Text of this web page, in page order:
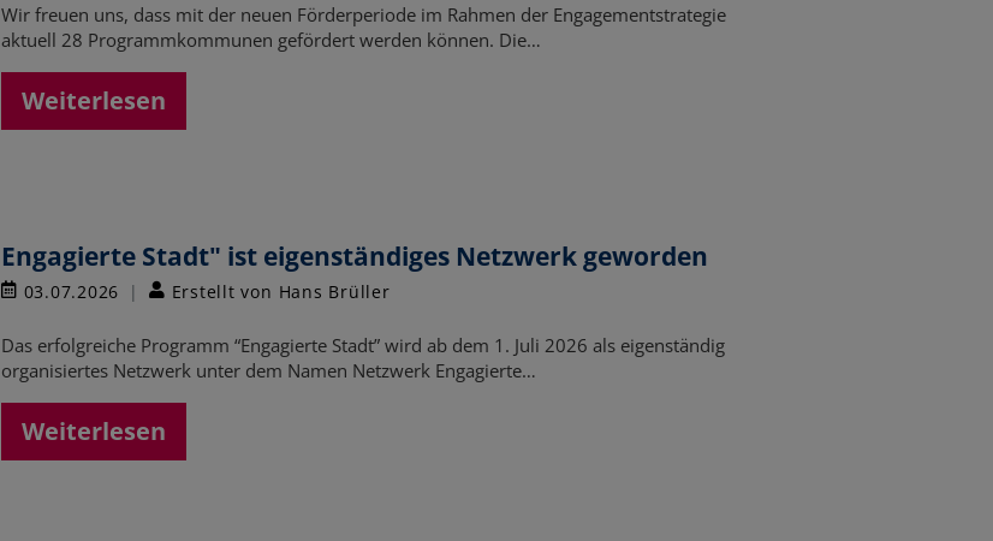
Wir freuen uns, dass mit der neuen Förderperiode im Rahmen der Engagementstrategie
aktuell 28 Programmkommunen gefördert werden können. Die…
Weiterlesen
Engagierte Stadt" ist eigenständiges Netzwerk geworden
03.07.2026 Erstellt von Hans Brüller
Das erfolgreiche Programm “Engagierte Stadt” wird ab dem 1. Juli 2026 als eigenständig
organisiertes Netzwerk unter dem Namen Netzwerk Engagierte…
Weiterlesen